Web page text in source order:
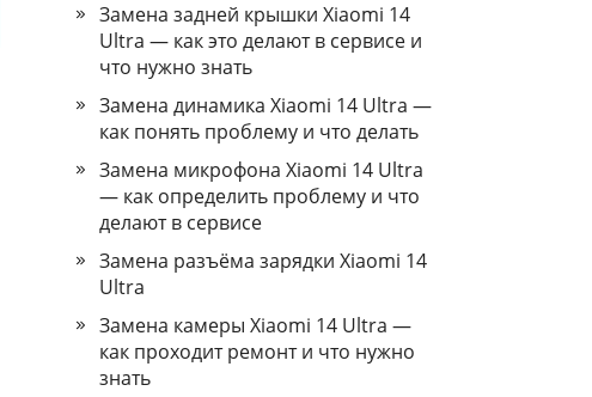
Замена задней крышки Xiaomi 14
Ultra — как это делают в сервисе и
что нужно знать
Замена динамика Xiaomi 14 Ultra —
как понять проблему и что делать
Замена микрофона Xiaomi 14 Ultra
— как определить проблему и что
делают в сервисе
Замена разъёма зарядки Xiaomi 14
Ultra
Замена камеры Xiaomi 14 Ultra —
как проходит ремонт и что нужно
знать